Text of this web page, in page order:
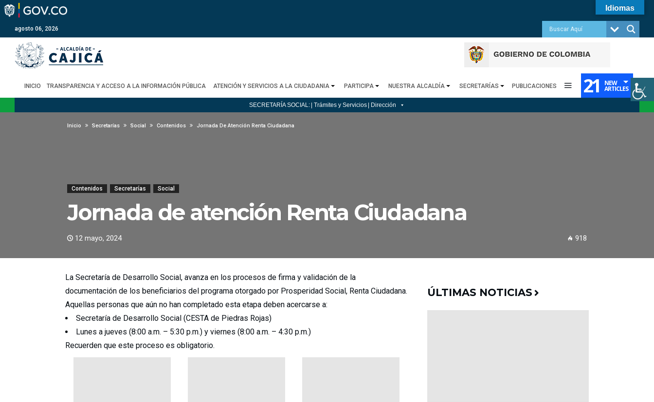
agosto 06, 2026
INICIO TRANSPARENCIA Y ACCESO A LA INFORMACIÓN PÚBLICA ATENCIÓN Y SERVICIOS A LA CIUDADANIA PARTICIPA NUESTRA ALCALDÍA SECRETARÍAS PUBLICACIONES 21 NEW
ARTICLES
SECRETARÍA SOCIAL: | Trámites y Servicios | Dirección
Inicio Secretarías Social Contenidos Jornada De Atención Renta Ciudadana
Contenidos Secretarías Social
Jornada de atención Renta Ciudadana
12 mayo, 2024 918
La Secretaría de Desarrollo Social, avanza en los procesos de firma y validación de la
documentación de los beneficiarios del programa otorgado por Prosperidad Social, Renta Ciudadana.
Aquellas personas que aún no han completado esta etapa deben acercarse a:
Secretaría de Desarrollo Social (CESTA de Piedras Rojas)
Lunes a jueves (8:00 a.m. – 5:30 p.m.) y viernes (8:00 a.m. – 4:30 p.m.)
Recuerden que este proceso es obligatorio.
ÚLTIMAS NOTICIAS
Idiomas